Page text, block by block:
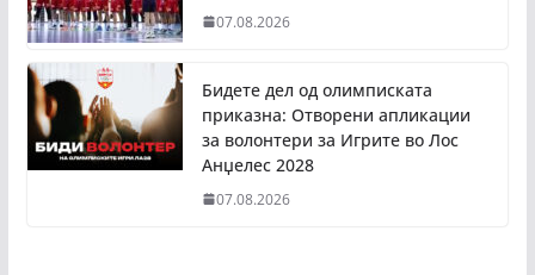
07.08.2026
Бидете дел од олимписката
приказна: Отворени апликации
за волонтери за Игрите во Лос
Анџелес 2028
07.08.2026